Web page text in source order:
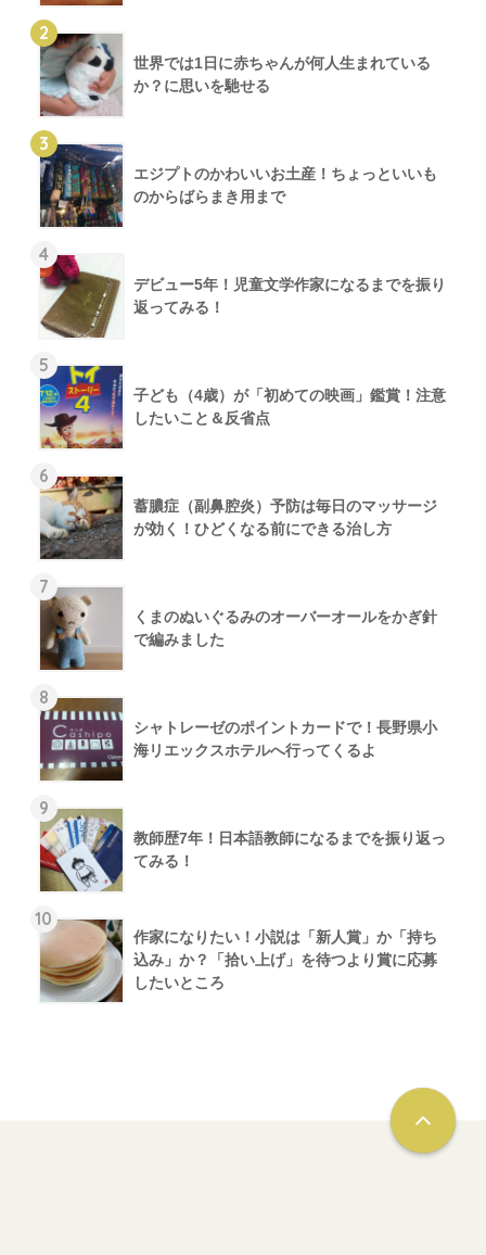
2
世界では1日に赤ちゃんが何人生まれている
か？に思いを馳せる
3
エジプトのかわいいお土産！ちょっといいも
のからばらまき用まで
4
デビュー5年！児童文学作家になるまでを振り
返ってみる！
5
子ども（4歳）が「初めての映画」鑑賞！注意
したいこと＆反省点
6
蓄膿症（副鼻腔炎）予防は毎日のマッサージ
が効く！ひどくなる前にできる治し方
7
くまのぬいぐるみのオーバーオールをかぎ針
で編みました
8
シャトレーゼのポイントカードで！長野県小
海リエックスホテルへ行ってくるよ
9
教師歴7年！日本語教師になるまでを振り返っ
てみる！
10
作家になりたい！小説は「新人賞」か「持ち
込み」か？「拾い上げ」を待つより賞に応募
したいところ